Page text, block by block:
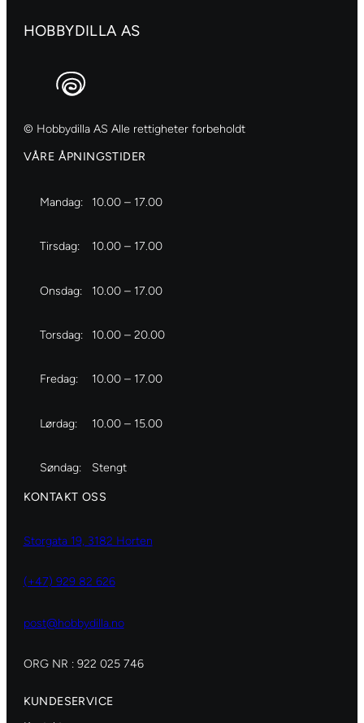
HOBBYDILLA AS
© Hobbydilla AS Alle rettigheter forbeholdt
VÅRE ÅPNINGSTIDER
Mandag: 10.00 – 17.00
Tirsdag: 10.00 – 17.00
Onsdag: 10.00 – 17.00
Torsdag: 10.00 – 20.00
Fredag: 10.00 – 17.00
Lørdag: 10.00 – 15.00
Søndag: Stengt
KONTAKT OSS
Storgata 19, 3182 Horten
(+47) 929 82 626
post@hobbydilla.no
ORG NR : 922 025 746
KUNDESERVICE